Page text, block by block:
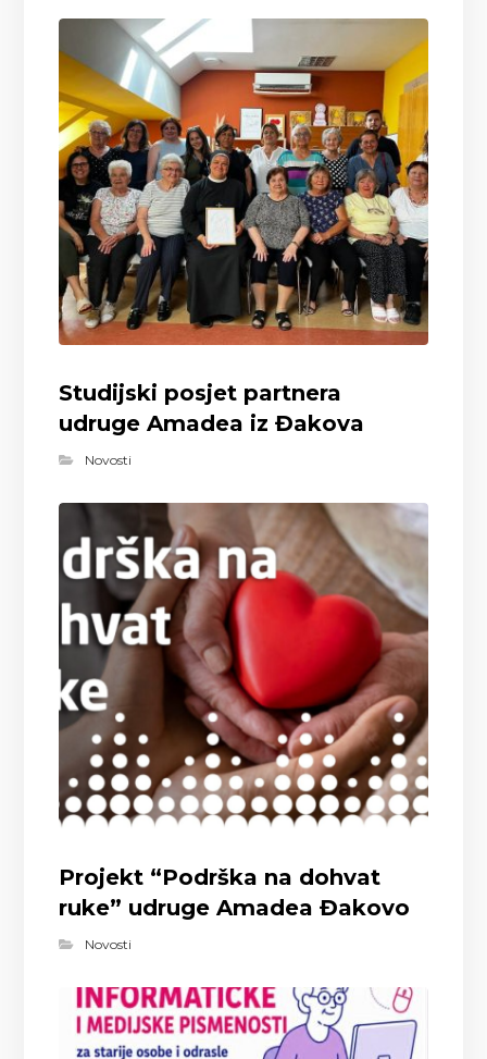
Studijski posjet partnera
udruge Amadea iz Đakova
Novosti
Projekt “Podrška na dohvat
ruke” udruge Amadea Đakovo
Novosti